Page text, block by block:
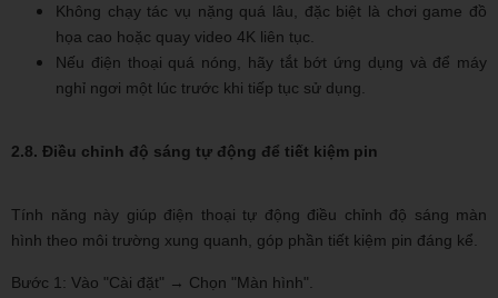
Không chạy tác vụ nặng quá lâu, đặc biệt là chơi game đồ
họa cao hoặc quay video 4K liên tục.
Nếu điện thoại quá nóng, hãy tắt bớt ứng dụng và để máy
nghỉ ngơi một lúc trước khi tiếp tục sử dụng.
2.8. Điều chỉnh độ sáng tự động để tiết kiệm pin
Tính năng này giúp điện thoại tự động điều chỉnh độ sáng màn
hình theo môi trường xung quanh, góp phần tiết kiệm pin đáng kể.
Bước 1: Vào "Cài đặt" → Chọn "Màn hình".